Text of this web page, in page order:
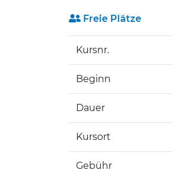
Freie Plätze
Kursnr.
Beginn
Dauer
Kursort
Gebühr